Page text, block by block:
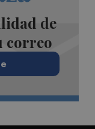
de
correo